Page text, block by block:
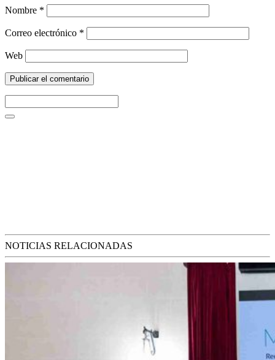
Nombre *
Correo electrónico *
Web
NOTICIAS RELACIONADAS